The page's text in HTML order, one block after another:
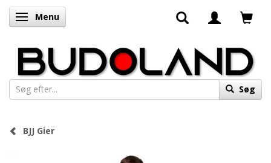
Skifte navigation
Menu
Søg
BJJ Gier